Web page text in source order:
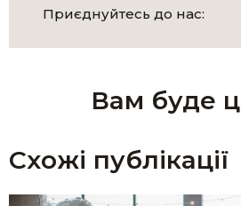
Приєднуйтесь до нас:
Вам буде
Схожі публікації